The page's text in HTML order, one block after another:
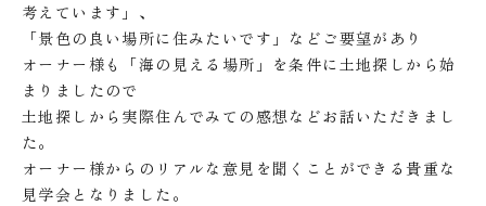
考えています」、
「景色の良い場所に住みたいです」などご要望があり
オーナー様も「海の見える場所」を条件に土地探しから始
まりましたので
土地探しから実際住んでみての感想などお話いただきまし
た。
オーナー様からのリアルな意見を聞くことができる貴重な
見学会となりました。